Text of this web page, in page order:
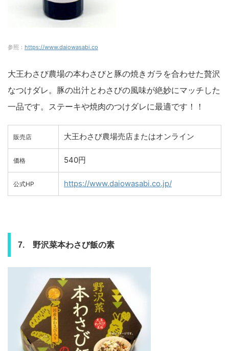
参照： https://www.daiowasabi.co
大王わさび農場の本わさびと豚の焼きガラを合わせた贅沢
なつけダレ。豚の出汁とわさびの風味が絶妙にマッチした
一品です。ステーキや焼肉のつけダレに最適です！！
販売店 大王わさび農場売店またはオンライン
価格 540円
公式HP https://www.daiowasabi.co.jp/
7. 野沢菜本わさび飯の素